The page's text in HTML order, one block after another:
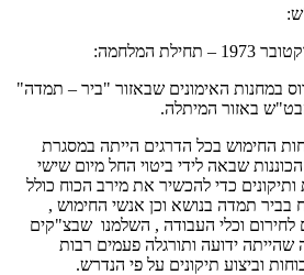
במחנות האימונים שבאזור "ביר – תמדה"
באזור המיתלה.
החימוש בכל הדרגים הייתה במסגרת
שבאה לידי ביטוי החל מיום שישי
ותיקונים כדי להכשיר את מירב הכוח כולל
בביר תמדה בנושא וכן אנשי החימוש ,
וכלי העבודה , השלמנו שבצ"קים
שהייתה ידועה ותורגלה פעמים רבות
וביצוע תיקונים על פי הנדרש.